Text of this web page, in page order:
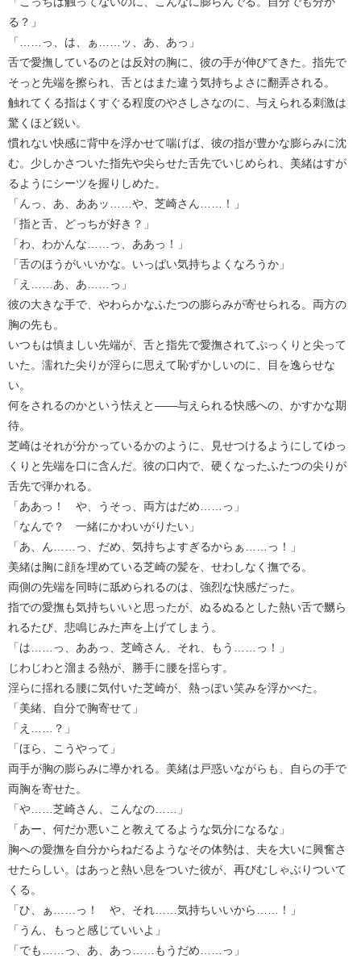
る？」
「……っ、は、ぁ……ッ、あ、あっ」
舌で愛撫しているのとは反対の胸に、彼の手が伸びてきた。指先で
そっと先端を擦られ、舌とはまた違う気持ちよさに翻弄される。
触れてくる指はくすぐる程度のやさしさなのに、与えられる刺激は
驚くほど鋭い。
慣れない快感に背中を浮かせて喘げば、彼の指が豊かな膨らみに沈
む。少しかさついた指先や尖らせた舌先でいじめられ、美緒はすが
るようにシーツを握りしめた。
「んっ、あ、ああッ……や、芝崎さん……！」
「指と舌、どっちが好き？」
「わ、わかんな……っ、ああっ！」
「舌のほうがいいかな。いっぱい気持ちよくなろうか」
「え……あ、あ……っ」
彼の大きな手で、やわらかなふたつの膨らみが寄せられる。両方の
胸の先も。
いつもは慎ましい先端が、舌と指先で愛撫されてぷっくりと尖って
いた。濡れた尖りが淫らに思えて恥ずかしいのに、目を逸らせな
い。
何をされるのかという怯えと――与えられる快感への、かすかな期
待。
芝崎はそれが分かっているかのように、見せつけるようにしてゆっ
くりと先端を口に含んだ。彼の口内で、硬くなったふたつの尖りが
舌先で弾かれる。
「ああっ！ や、うそっ、両方はだめ……っ」
「なんで？ 一緒にかわいがりたい」
「あ、ん……っ、だめ、気持ちよすぎるからぁ……っ！」
美緒は胸に顔を埋めている芝崎の髪を、せわしなく撫でる。
両側の先端を同時に舐められるのは、強烈な快感だった。
指での愛撫も気持ちいいと思ったが、ぬるぬるとした熱い舌で嬲ら
れるたび、悲鳴じみた声を上げてしまう。
「は……っ、ああっ、芝崎さん、それ、もう……っ！」
じわじわと溜まる熱が、勝手に腰を揺らす。
淫らに揺れる腰に気付いた芝崎が、熱っぽい笑みを浮かべた。
「美緒、自分で胸寄せて」
「え……？」
「ほら、こうやって」
両手が胸の膨らみに導かれる。美緒は戸惑いながらも、自らの手で
両胸を寄せた。
「や……芝崎さん、こんなの……」
「あー、何だか悪いこと教えてるような気分になるな」
胸への愛撫を自分からねだるようなその体勢は、夫を大いに興奮さ
せたらしい。はあっと熱い息をついた彼が、再びむしゃぶりついて
くる。
「ひ、ぁ……っ！ や、それ……気持ちいいから……！」
「うん、もっと感じていいよ」
「でも……っ、あ、あっ……もうだめ……っ」